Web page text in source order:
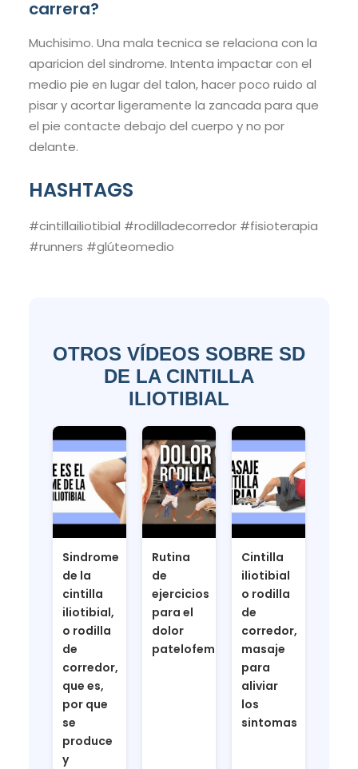
carrera?
Muchisimo. Una mala tecnica se relaciona con la
aparicion del sindrome. Intenta impactar con el
medio pie en lugar del talon, hacer poco ruido al
pisar y acortar ligeramente la zancada para que
el pie contacte debajo del cuerpo y no por
delante.
HASHTAGS
#cintillailiotibial #rodilladecorredor #fisioterapia
#runners #glúteomedio
OTROS VÍDEOS SOBRE SD
DE LA CINTILLA
ILIOTIBIAL
Sindrome
de la
cintilla
iliotibial,
o rodilla
de
corredor,
que es,
por que
se
produce
y
Rutina
de
ejercicios
para el
dolor
patelofemoral
Cintilla
iliotibial
o rodilla
de
corredor,
masaje
para
aliviar
los
sintomas